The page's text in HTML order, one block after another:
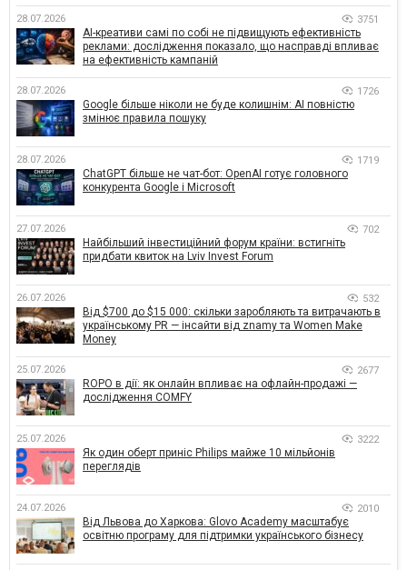
28.07.2026 3751
AI-креативи самі по собі не підвищують ефективність
реклами: дослідження показало, що насправді впливає
на ефективність кампаній
28.07.2026 1726
Google більше ніколи не буде колишнім: AI повністю
змінює правила пошуку
28.07.2026 1719
ChatGPT більше не чат-бот: OpenAI готує головного
конкурента Google і Microsoft
27.07.2026 702
Найбільший інвестиційний форум країни: встигніть
придбати квиток на Lviv Invest Forum
26.07.2026 532
Від $700 до $15 000: скільки заробляють та витрачають в
українському PR — інсайти від znamy та Women Make
Money
25.07.2026 2677
ROPO в дії: як онлайн впливає на офлайн-продажі —
дослідження COMFY
25.07.2026 3222
Як один оберт приніс Philips майже 10 мільйонів
переглядів
24.07.2026 2010
Від Львова до Харкова: Glovo Academy масштабує
освітню програму для підтримки українського бізнесу